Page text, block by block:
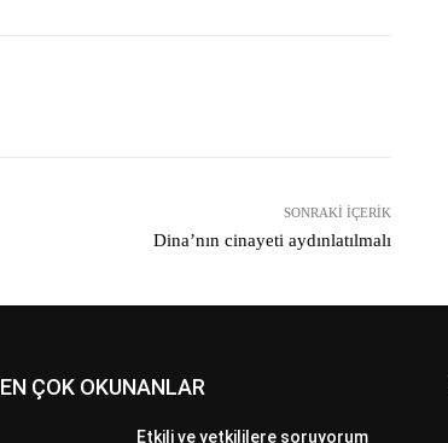
SONRAKI İÇERIK
Dina’nın cinayeti aydınlatılmalı
EN ÇOK OKUNANLAR
Etkili ve yetkililere soruyorum